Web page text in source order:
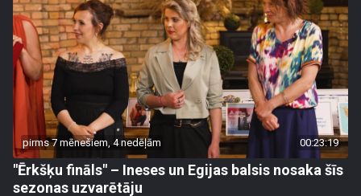
pirms 7 mēnešiem, 4 nedēļām 00:23:19
"Ērkšķu fināls" – Ineses un Egijas balsis nosaka šīs
sezonas uzvarētāju